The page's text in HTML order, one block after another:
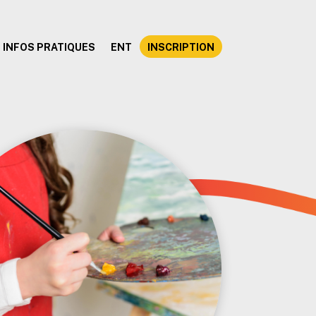
INFOS PRATIQUES ENT INSCRIPTION